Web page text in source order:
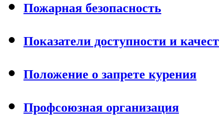
Пожарная безопасность
Показатели доступности и
Положение о запрете курения
Профсоюзная организация